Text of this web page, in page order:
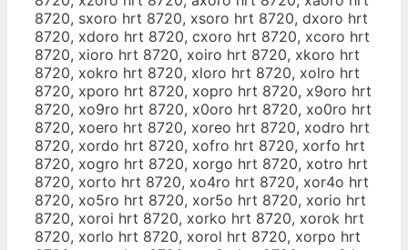
8720, sxoro hrt 8720, xsoro hrt 8720, dxoro hrt
8720, xdoro hrt 8720, cxoro hrt 8720, xcoro hrt
8720, xioro hrt 8720, xoiro hrt 8720, xkoro hrt
8720, xokro hrt 8720, xloro hrt 8720, xolro hrt
8720, xporo hrt 8720, xopro hrt 8720, x9oro hrt
8720, xo9ro hrt 8720, x0oro hrt 8720, xo0ro hrt
8720, xoero hrt 8720, xoreo hrt 8720, xodro hrt
8720, xordo hrt 8720, xofro hrt 8720, xorfo hrt
8720, xogro hrt 8720, xorgo hrt 8720, xotro hrt
8720, xorto hrt 8720, xo4ro hrt 8720, xor4o hrt
8720, xo5ro hrt 8720, xor5o hrt 8720, xorio hrt
8720, xoroi hrt 8720, xorko hrt 8720, xorok hrt
8720, xorlo hrt 8720, xorol hrt 8720, xorpo hrt